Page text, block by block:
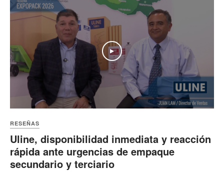
Play
RESEÑAS
Uline, disponibilidad inmediata y reacción
rápida ante urgencias de empaque
secundario y terciario